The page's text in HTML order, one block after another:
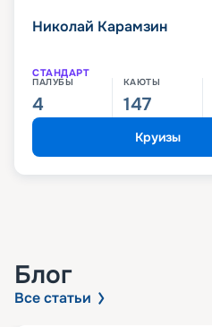
Николай Карамзин
СТАНДАРТ
ПАЛУБЫ
4
КАЮТЫ
147
Круизы
Блог
Все статьи